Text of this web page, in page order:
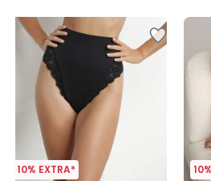
10% EXTRA*